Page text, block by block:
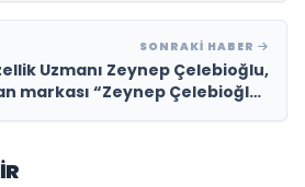
SONRAKI HABER
Uzmanı Zeynep Çelebioğlu,
markası “Zeynep Çelebioğlu”